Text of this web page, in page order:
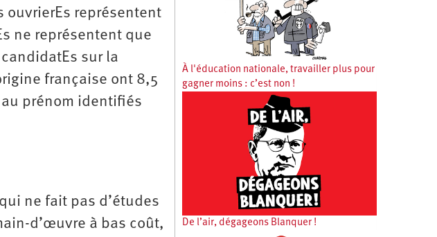
ouvrierEs représentent
ne représentent que
sur la
française ont 8,5
prénom identifiés
ne fait pas d’études
d’œuvre à bas coût,
À l'éducation nationale, travailler plus pour
gagner moins : c’est non !
De l’air, dégageons Blanquer !